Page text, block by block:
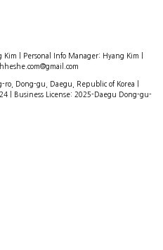
| Personal Info Manager: Hyang Kim |
ro, Dong-gu, Daegu, Republic of Korea |
| Business License: 2025-Daegu Dong-gu-